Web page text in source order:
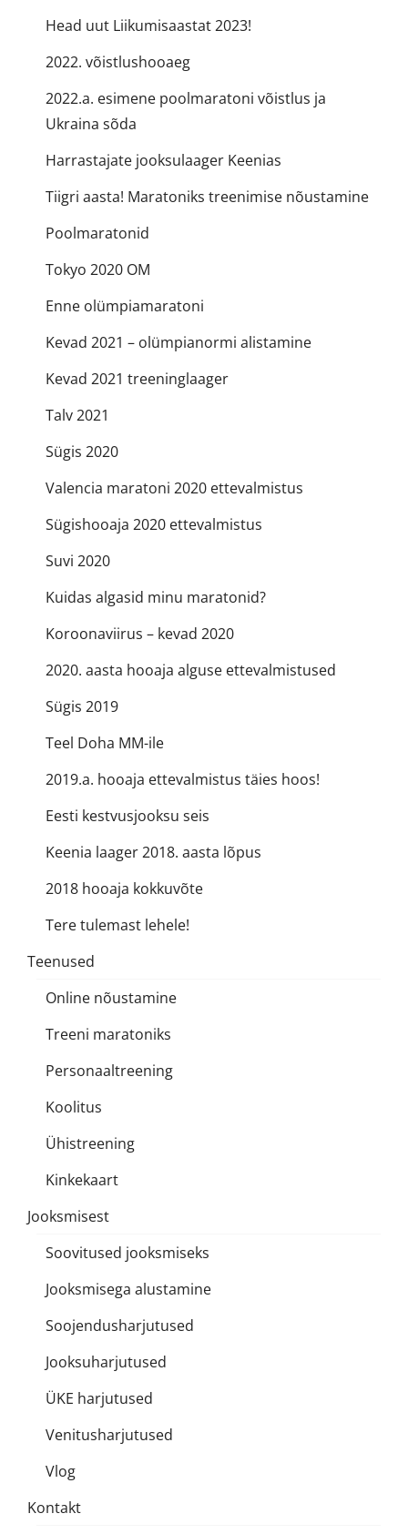
Head uut Liikumisaastat 2023!
2022. võistlushooaeg
2022.a. esimene poolmaratoni võistlus ja
Ukraina sõda
Harrastajate jooksulaager Keenias
Tiigri aasta! Maratoniks treenimise nõustamine
Poolmaratonid
Tokyo 2020 OM
Enne olümpiamaratoni
Kevad 2021 – olümpianormi alistamine
Kevad 2021 treeninglaager
Talv 2021
Sügis 2020
Valencia maratoni 2020 ettevalmistus
Sügishooaja 2020 ettevalmistus
Suvi 2020
Kuidas algasid minu maratonid?
Koroonaviirus – kevad 2020
2020. aasta hooaja alguse ettevalmistused
Sügis 2019
Teel Doha MM-ile
2019.a. hooaja ettevalmistus täies hoos!
Eesti kestvusjooksu seis
Keenia laager 2018. aasta lõpus
2018 hooaja kokkuvõte
Tere tulemast lehele!
Teenused
Online nõustamine
Treeni maratoniks
Personaaltreening
Koolitus
Ühistreening
Kinkekaart
Jooksmisest
Soovitused jooksmiseks
Jooksmisega alustamine
Soojendusharjutused
Jooksuharjutused
ÜKE harjutused
Venitusharjutused
Vlog
Kontakt